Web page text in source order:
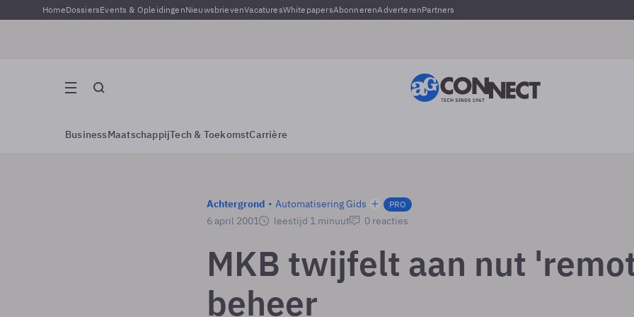
HomeDossiersEvents & OpleidingenNieuwsbrievenVacaturesWhitepapersAbonnerenAdverterenPartners
BusinessMaatschappijTech & ToekomstCarrière
Achtergrond Automatisering Gids PRO
6 april 2001 leestijd 1 minuut 0 reacties
MKB twijfelt aan nut
beheer